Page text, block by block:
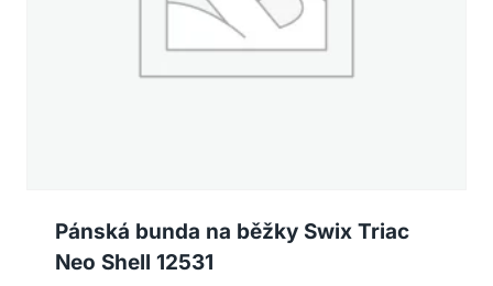
Pánská bunda na běžky Swix Triac
Neo Shell 12531